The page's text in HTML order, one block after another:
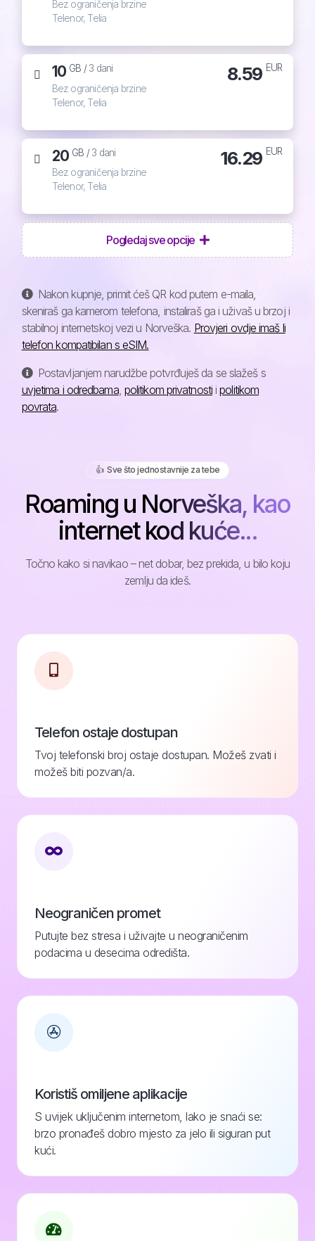
Bez ograničenja brzine
Telenor, Telia
10 GB /3 dani
Bez ograničenja brzine
Telenor, Telia
8.59 EUR
20 GB /3 dani
Bez ograničenja brzine
Telenor, Telia
16.29 EUR
Pogledaj sve opcije
Nakon kupnje, primit ćeš QR kod putem e-maila,
skeniraš ga kamerom telefona, instaliraš ga i uživaš u brzoj i
stabilnoj internetskoj vezi u Norveška. Provjeri ovdje imaš li
telefon kompatibilan s eSIM.
Postavljanjem narudžbe potvrđuješ da se slažeš s
uvjetima i odredbama, politikom privatnostiipolitikom
povrata.
👍️ Sve što jednostavnije za tebe
Roaming u Norveška, kao
internet kod kuće...
Točno kako si navikao – net dobar, bez prekida, u bilo koju
zemlju da ideš.
Telefon ostaje dostupan
Tvoj telefonski broj ostaje dostupan. Možeš zvati i
možeš biti pozvan/a.
Neograničen promet
Putujte bez stresa i uživajte u neograničenim
podacima u desecima odredišta.
Koristiš omiljene aplikacije
S uvijek uključenim internetom, lako je snaći se:
brzo pronađeš dobro mjesto za jelo ili siguran put
kući.